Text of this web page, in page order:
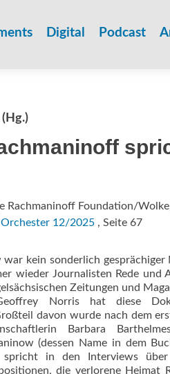
Digital Podcast
Rachmaninoff Foundation/
Orchester 12/2025, Seite 67
kein sonderlich
wieder Journalisten Rede und
Zeitungen und
Norris hat diese
davon wurde nach dem
Barbara
(dessen Name in dem
spricht in den Interviews
die verlorene Heimat